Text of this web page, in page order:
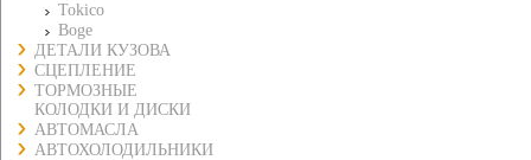
Tokico
Boge
ДЕТАЛИ КУЗОВА
СЦЕПЛЕНИЕ
ТОРМОЗНЫЕ
КОЛОДКИ И ДИСКИ
АВТОМАСЛА
АВТОХОЛОДИЛЬНИКИ